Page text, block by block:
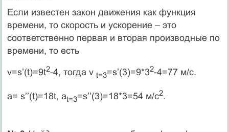
Если известен закон движения как функция
времени, то скорость и ускорение – это
соответственно первая и вторая производные по
времени, то есть
v=s’(t)=9t2-4, тогда v t=3=s’(3)=9*32-4=77 м/с.
а= s’’(t)=18t, at=3=s’’(3)=18*3=54 м/с2.